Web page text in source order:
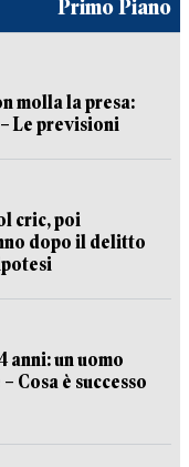
Primo Piano
molla la presa:
Le previsioni
cric, poi
dopo il delitto
anni: un uomo
Cosa è successo